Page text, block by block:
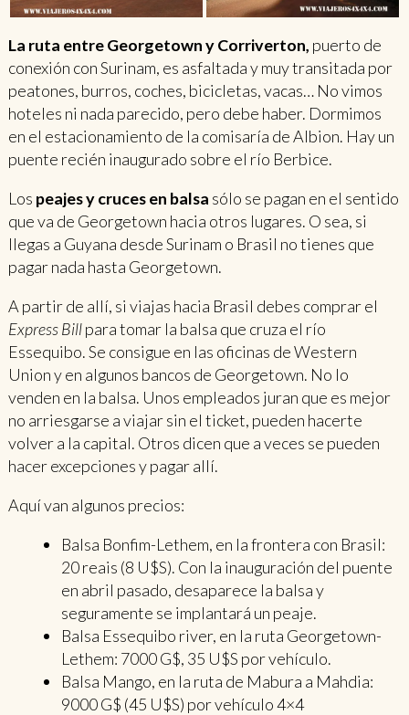
La ruta entre Georgetown y Corriverton, puerto de
conexión con Surinam, es asfaltada y muy transitada por
peatones, burros, coches, bicicletas, vacas… No vimos
hoteles ni nada parecido, pero debe haber. Dormimos
en el estacionamiento de la comisaría de Albion. Hay un
puente recién inaugurado sobre el río Berbice.
Los peajes y cruces en balsa sólo se pagan en el sentido
que va de Georgetown hacia otros lugares. O sea, si
llegas a Guyana desde Surinam o Brasil no tienes que
pagar nada hasta Georgetown.
A partir de allí, si viajas hacia Brasil debes comprar el
Express Billpara tomar la balsa que cruza el río
Essequibo. Se consigue en las oficinas de Western
Union y en algunos bancos de Georgetown. No lo
venden en la balsa. Unos empleados juran que es mejor
no arriesgarse a viajar sin el ticket, pueden hacerte
volver a la capital. Otros dicen que a veces se pueden
hacer excepciones y pagar allí.
Aquí van algunos precios:
Balsa Bonfim-Lethem, en la frontera con Brasil:
20 reais (8 U$S). Con la inauguración del puente
en abril pasado, desaparece la balsa y
seguramente se implantará un peaje.
Balsa Essequibo river, en la ruta Georgetown-
Lethem: 7000 G$, 35 U$S por vehículo.
Balsa Mango, en la ruta de Mabura a Mahdia:
9000 G$ (45 U$S) por vehículo 4×4